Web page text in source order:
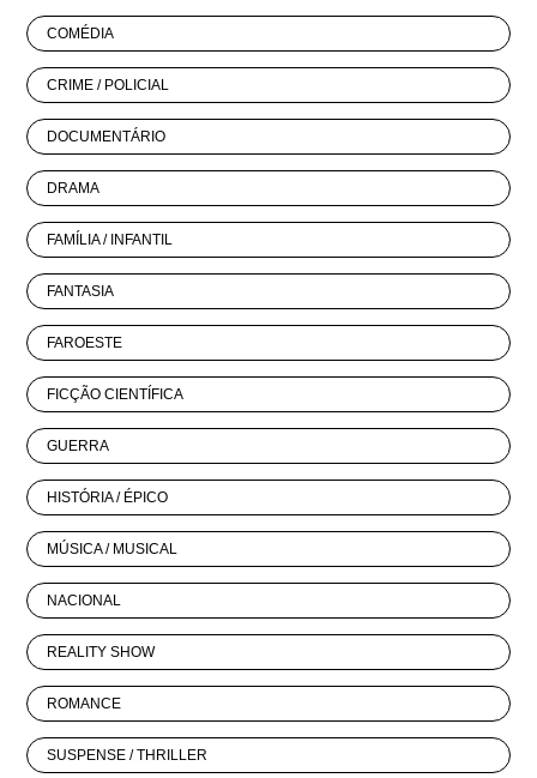
COMÉDIA
CRIME / POLICIAL
DOCUMENTÁRIO
DRAMA
FAMÍLIA / INFANTIL
FANTASIA
FAROESTE
FICÇÃO CIENTÍFICA
GUERRA
HISTÓRIA / ÉPICO
MÚSICA / MUSICAL
NACIONAL
REALITY SHOW
ROMANCE
SUSPENSE / THRILLER